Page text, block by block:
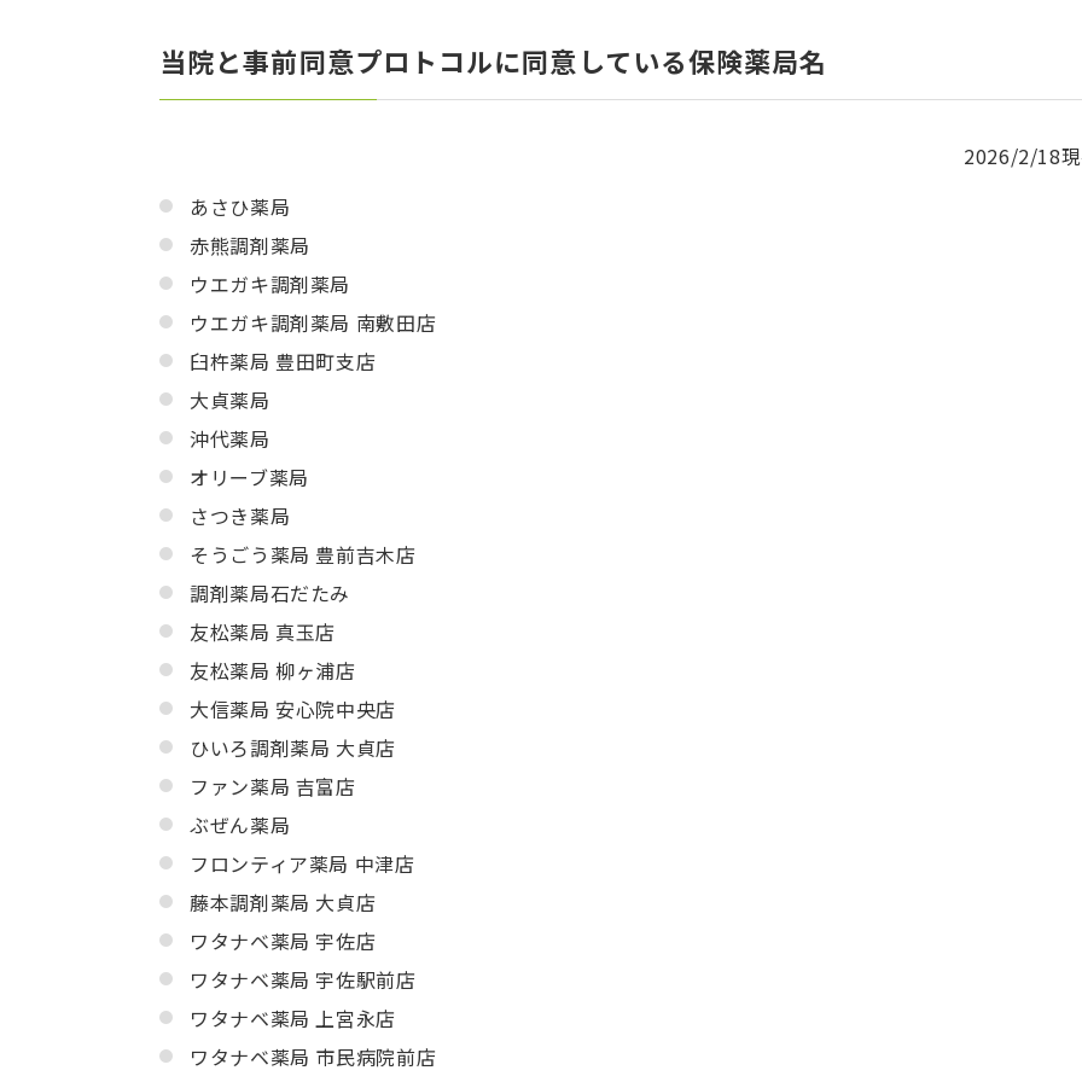
当院と事前同意プロトコルに同意している保険薬局名
2026/2/18
あさひ薬局
赤熊調剤薬局
ウエガキ調剤薬局
ウエガキ調剤薬局 南敷田店
臼杵薬局 豊田町支店
大貞薬局
沖代薬局
オリーブ薬局
さつき薬局
そうごう薬局 豊前吉木店
調剤薬局石だたみ
友松薬局 真玉店
友松薬局 柳ヶ浦店
大信薬局 安心院中央店
ひいろ調剤薬局 大貞店
ファン薬局 吉富店
ぶぜん薬局
フロンティア薬局 中津店
藤本調剤薬局 大貞店
ワタナベ薬局 宇佐店
ワタナベ薬局 宇佐駅前店
ワタナベ薬局 上宮永店
ワタナベ薬局 市民病院前店